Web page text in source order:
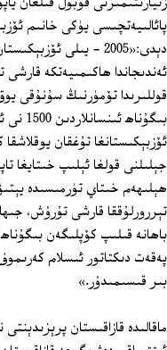
پائالىيەتچىسى يۈكى خانىم
دېدى:«2005 - يىلى
ئەندىجاندا ھاكىمىيەتكە قارشى
قوللىرىدا تۆمۈرنىڭ سۇنۇقى
ئۆزبېكىستانغا تۇغقان
جېلىلنى قولغا ئېلىپ
ھېلىھەم خىتاي تۈرمىسىدە
تېررورلۇققا قارشى تۇرۇش،
باھانە قىلىپ كۆپلىگەن بىگۇناھ
پەقەت دىكتاتور ئىسلام
بىر قىسىمىدۇر.»
ماقالىدە قازاقىستان